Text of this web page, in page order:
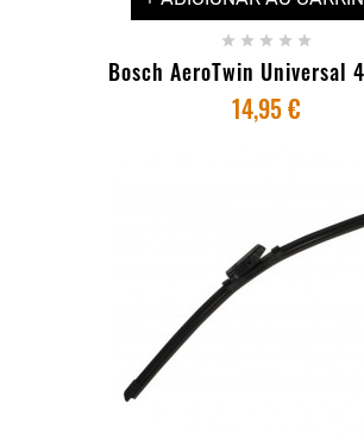
    
Bosch AeroTwin Universal
14,95 €